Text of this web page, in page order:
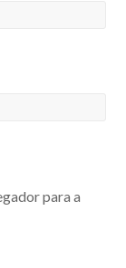
para a